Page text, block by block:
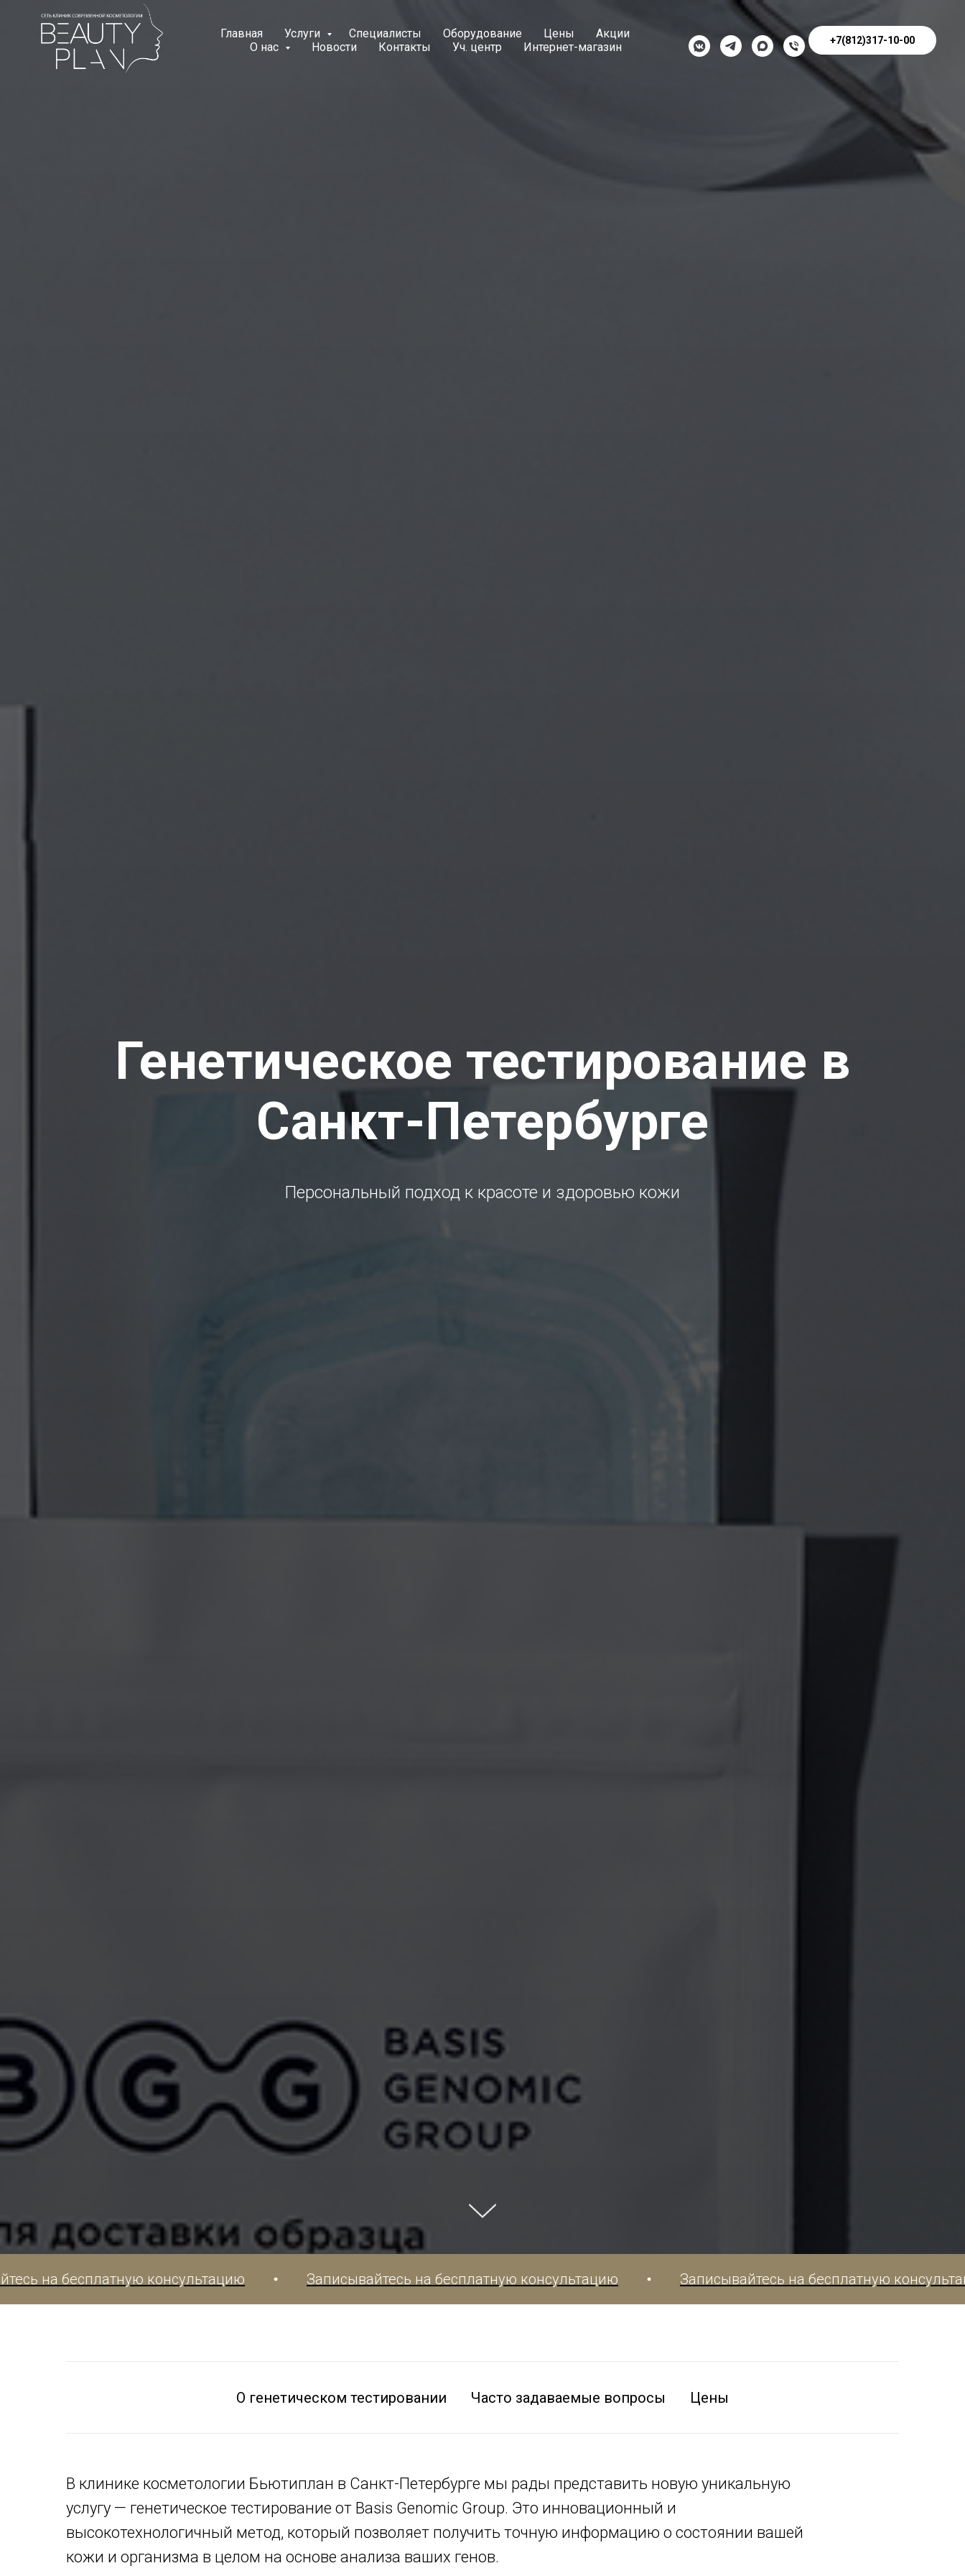
Главная Услуги Специалисты Оборудование Цены
Акции
О нас
Новости Контакты Уч. центр Интернет-магазин
+7(812)317-10-00
Генетическое тестирование в
Санкт-Петербурге
Персональный подход к красоте и здоровью кожи
бесплатную консультацию Записывайтесь на бесплатную консультацию Записывайтесь на бесплатную консультацию
О генетическом тестировании Часто задаваемые вопросы Цены
В клинике косметологии Бьютиплан в Санкт-Петербурге мы рады представить новую уникальную
услугу — генетическое тестирование от Basis Genomic Group. Это инновационный и
высокотехнологичный метод, который позволяет получить точную информацию о состоянии вашей
кожи и организма в целом на основе анализа ваших генов.